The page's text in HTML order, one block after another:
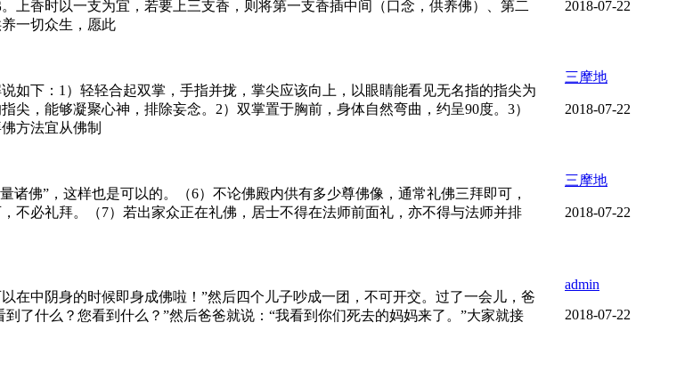
上香时以一支为宜，若要上三支香，则将第一支香插中间（口念，供养佛）、第二
一切众生，愿此
2018-07-22
如下：1）轻轻合起双掌，手指并拢，掌尖应该向上，以眼睛能看见无名指的指尖为
，能够凝聚心神，排除妄念。2）双掌置于胸前，身体自然弯曲，约呈90度。3）
方法宜从佛制
三摩地
2018-07-22
诸佛”，这样也是可以的。（6）不论佛殿内供有多少尊佛像，通常礼佛三拜即可，
不必礼拜。（7）若出家众正在礼佛，居士不得在法师前面礼，亦不得与法师并排
三摩地
2018-07-22
在中阴身的时候即身成佛啦！”然后四个儿子吵成一团，不可开交。过了一会儿，爸
了什么？您看到什么？”然后爸爸就说：“我看到你们死去的妈妈来了。”大家就接
admin
2018-07-22